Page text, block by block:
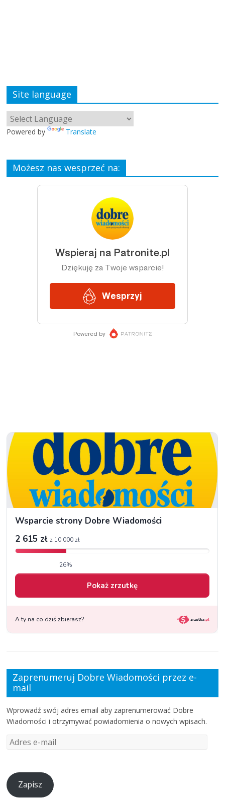
Site language
Powered by Translate
Możesz nas wesprzeć na:
Zaprenumeruj Dobre Wiadomości przez e-
mail
Wprowadź swój adres email aby zaprenumerować Dobre
Wiadomości i otrzymywać powiadomienia o nowych wpisach.
Zapisz